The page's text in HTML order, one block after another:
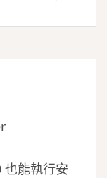
能執行安